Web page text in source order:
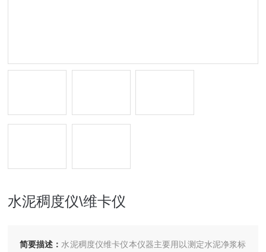
水泥稠度仪\维卡仪
简要描述： 水泥稠度仪维卡仪本仪器主要用以测定水泥净浆标